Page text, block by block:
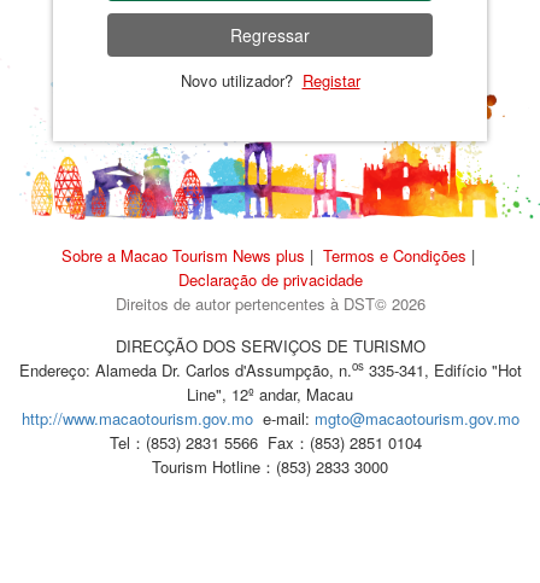
Regressar
Novo utilizador? Registar
Sobre a Macao Tourism News plus | Termos e Condições |
Declaração de privacidade
Direitos de autor pertencentes à DST© 2026
DIRECÇÃO DOS SERVIÇOS DE TURISMO
Endereço: Alameda Dr. Carlos d'Assumpção, n.os335-341, Edifício "Hot
Line", 12º andar, Macau
http://www.macaotourism.gov.mo e-mail: mgto@macaotourism.gov.mo
Tel：(853) 2831 5566 Fax：(853) 2851 0104
Tourism Hotline：(853) 2833 3000